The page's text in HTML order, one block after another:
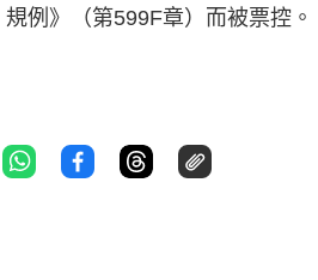
例》（第599F章）而被票控。